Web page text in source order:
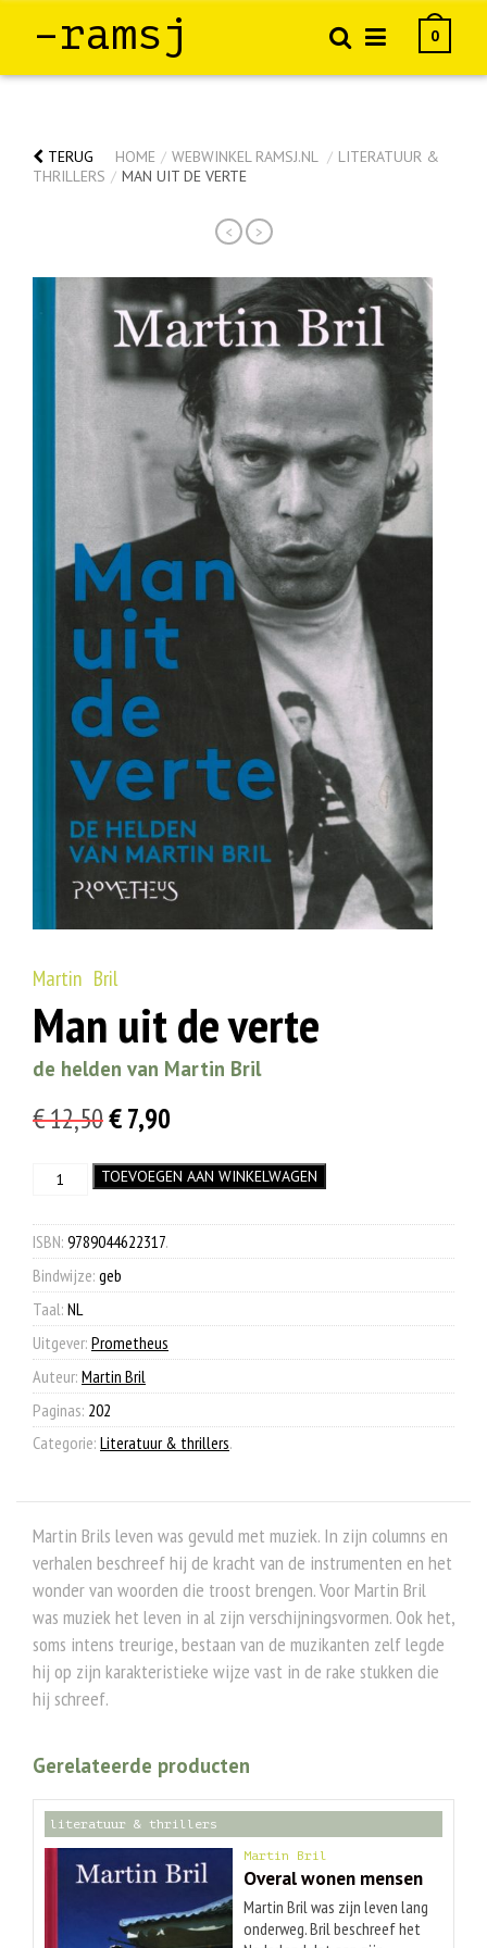
–ramsj 0
TERUG HOME / WEBWINKEL RAMSJ.NL / LITERATUUR &
THRILLERS / MAN UIT DE VERTE
< >
Martin Bril
Man uit de verte
de helden van Martin Bril
€12,50Oorspronkelijke
was:
€ 12,50.
€7,90
is:
€ 7,90.
Man
verte
aantal
TOEVOEGEN AAN WINKELWAGEN
ISBN: 9789044622317.
Bindwijze: geb
Taal: NL
Uitgever: Prometheus
Auteur: Martin Bril
Paginas: 202
Categorie: Literatuur & thrillers.
Martin Brils leven was gevuld met muziek. In zijn columns en
verhalen beschreef hij de kracht van de instrumenten en het
wonder van woorden die troost brengen. Voor Martin Bril
was muziek het leven in al zijn verschijningsvormen. Ook het,
soms intens treurige, bestaan van de muzikanten zelf legde
hij op zijn karakteristieke wijze vast in de rake stukken die
hij schreef.
Gerelateerde producten
literatuur & thrillers
Martin Bril
Overal wonen mensen
Martin Bril was zijn leven lang
onderweg. Bril beschreef het